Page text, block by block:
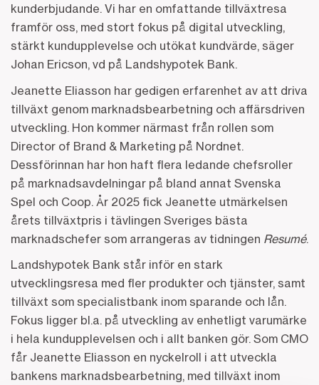
kunderbjudande. Vi har en omfattande tillväxtresa
framför oss, med stort fokus på digital utveckling,
stärkt kundupplevelse och utökat kundvärde, säger
Johan Ericson, vd på Landshypotek Bank.
Jeanette Eliasson har gedigen erfarenhet av att driva
tillväxt genom marknadsbearbetning och affärsdriven
utveckling. Hon kommer närmast från rollen som
Director of Brand & Marketing på Nordnet.
Dessförinnan har hon haft flera ledande chefsroller
på marknadsavdelningar på bland annat Svenska
Spel och Coop. År 2025 fick Jeanette utmärkelsen
årets tillväxtpris i tävlingen Sveriges bästa
marknadschefer som arrangeras av tidningen Resumé.
Landshypotek Bank står inför en stark
utvecklingsresa med fler produkter och tjänster, samt
tillväxt som specialistbank inom sparande och lån.
Fokus ligger bl.a. på utveckling av enhetligt varumärke
i hela kundupplevelsen och i allt banken gör. Som CMO
får Jeanette Eliasson en nyckelroll i att utveckla
bankens marknadsbearbetning, med tillväxt inom